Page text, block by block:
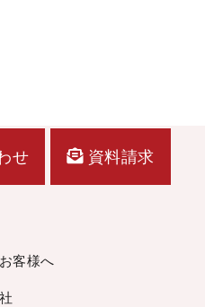
せ 資料請求
客様へ